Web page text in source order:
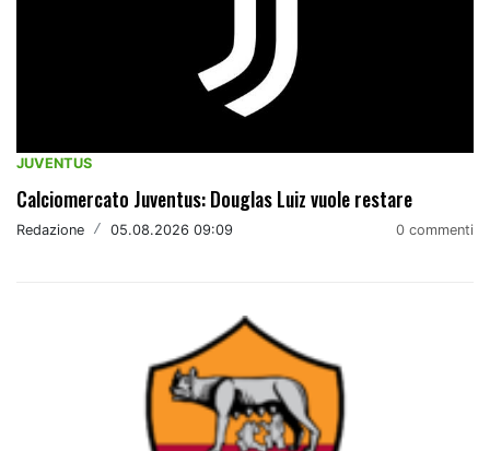
JUVENTUS
Calciomercato Juventus: Douglas Luiz vuole restare
Redazione / 05.08.2026 09:09 0 commenti